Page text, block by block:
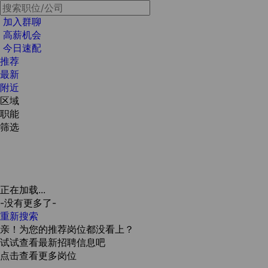
加入群聊
高薪机会
今日速配
推荐
最新
附近
区域
职能
筛选
正在加载...
-没有更多了-
重新搜索
亲！为您的推荐岗位都没看上？
试试查看最新招聘信息吧
点击查看更多岗位